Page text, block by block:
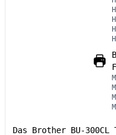
Das Brother BU-